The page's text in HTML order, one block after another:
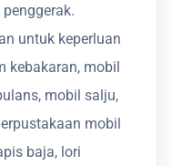
untuk keperluan
kebakaran, mobil
mobil salju,
mobil
baja, lori